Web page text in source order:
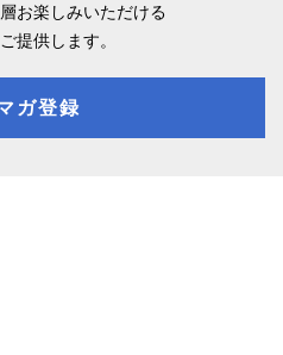
お楽しみいただける
提供します。
ガ登録